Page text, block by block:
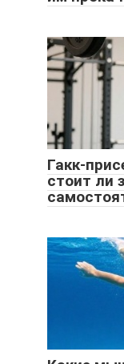
Гакк-
стоит ли